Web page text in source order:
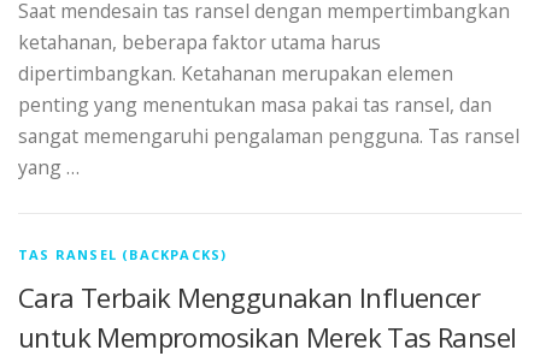
Saat mendesain tas ransel dengan mempertimbangkan
ketahanan, beberapa faktor utama harus
dipertimbangkan. Ketahanan merupakan elemen
penting yang menentukan masa pakai tas ransel, dan
sangat memengaruhi pengalaman pengguna. Tas ransel
yang …
TAS RANSEL (BACKPACKS)
Cara Terbaik Menggunakan Influencer
untuk Mempromosikan Merek Tas Ransel